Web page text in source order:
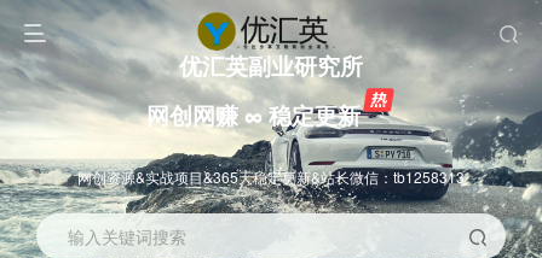
优汇英副业研究所
网创网赚 ∞ 稳定更新
网创资源&实战项目&365天稳定更新&站长微信：tb1258313
输入关键词搜索